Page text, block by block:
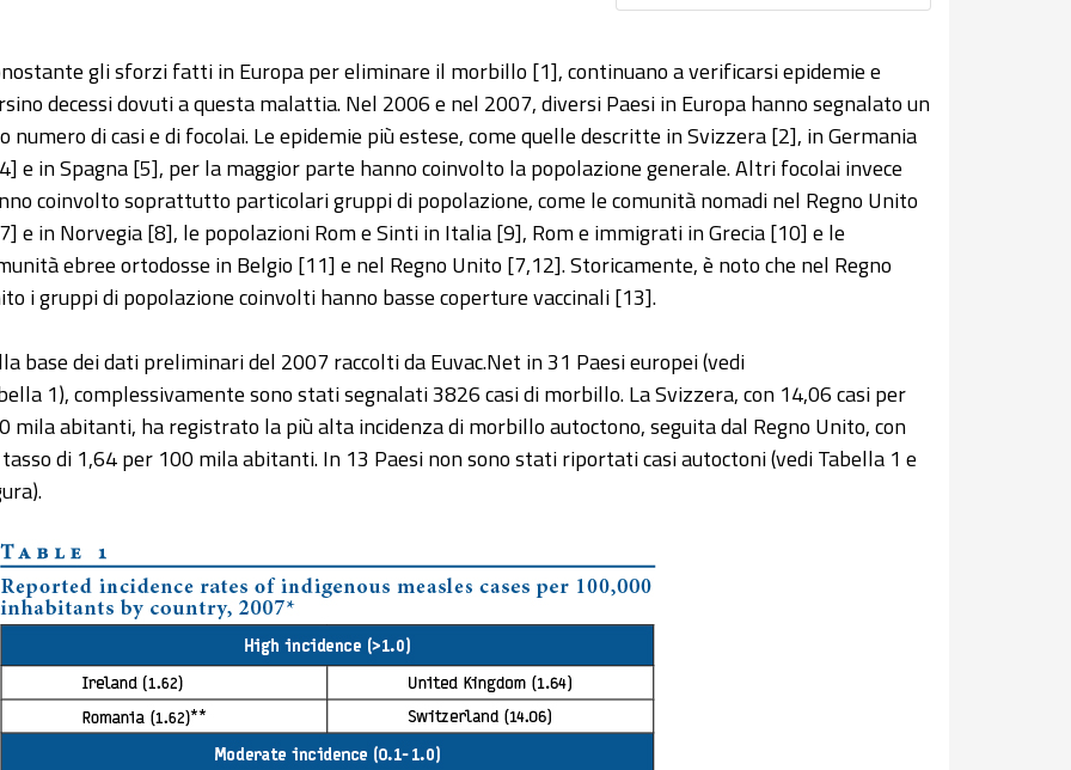
gli sforzi fatti in Europa per eliminare il morbillo [1], continuano a verificarsi epidemie e
decessi dovuti a questa malattia. Nel 2006 e nel 2007, diversi Paesi in Europa hanno segnalato un
numero di casi e di focolai. Le epidemie più estese, come quelle descritte in Svizzera [2], in Germania
e in Spagna [5], per la maggior parte hanno coinvolto la popolazione generale. Altri focolai invece
coinvolto soprattutto particolari gruppi di popolazione, come le comunità nomadi nel Regno Unito
e in Norvegia [8], le popolazioni Rom e Sinti in Italia [9], Rom e immigrati in Grecia [10] e le
ebree ortodosse in Belgio [11] e nel Regno Unito [7,12]. Storicamente, è noto che nel Regno
i gruppi di popolazione coinvolti hanno basse coperture vaccinali [13].
base dei dati preliminari del 2007 raccolti da Euvac.Net in 31 Paesi europei (vedi
1), complessivamente sono stati segnalati 3826 casi di morbillo. La Svizzera, con 14,06 casi per
mila abitanti, ha registrato la più alta incidenza di morbillo autoctono, seguita dal Regno Unito, con
di 1,64 per 100 mila abitanti. In 13 Paesi non sono stati riportati casi autoctoni (vedi Tabella 1 e